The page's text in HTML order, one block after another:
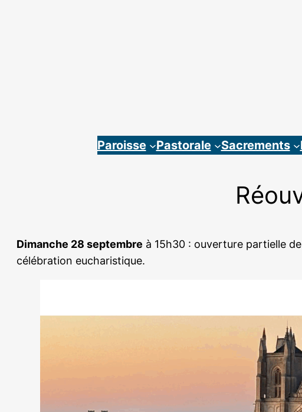
Paroisse Pastorale Sacrements
Dimanche 28 septembre à 15h30 : ouverture partielle
célébration eucharistique.